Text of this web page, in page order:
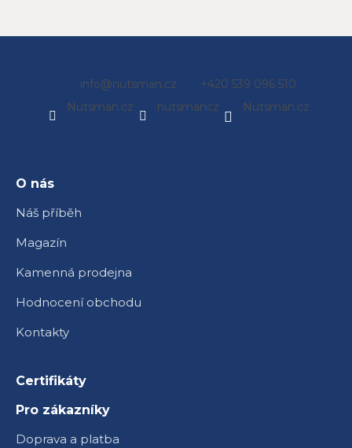
info@nutsman.cz
+420 539 096 510
Nutsman.cz
nutsmancz Nutsman.cz
O nás
Náš příběh
Magazín
Kamenná prodejna
Hodnocení obchodu
Kontakty
Certifikáty
Pro zákazníky
Doprava a platba